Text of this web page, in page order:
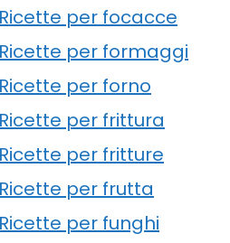
per focacce
per formaggi
per forno
per frittura
per fritture
per frutta
per funghi